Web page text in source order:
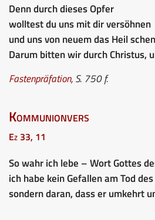
Denn durch dieses Opfer
wolltest du uns mit dir versöhnen
und uns von neuem das Heil
Darum bitten wir durch Christus,
Fastenpräfation,S. 750 f.
Kommunionvers
Ez 33, 11
So wahr ich lebe – Wort Gottes
ich habe kein Gefallen am Tod
sondern daran, dass er umkehrt